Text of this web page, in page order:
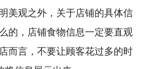
美观之外，关于店铺的具体信
的，店铺食物信息一定要直观
而言，不要让顾客花过多的时